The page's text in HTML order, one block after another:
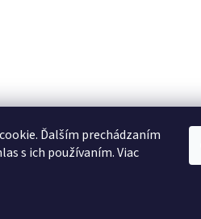
Ďalším prechádzaním
s ich používaním. Viac